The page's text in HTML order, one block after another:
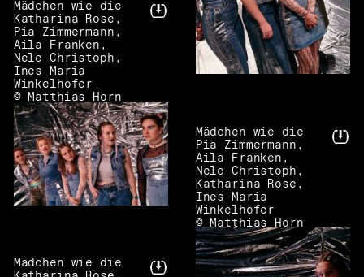
Mädchen wie die
Pia Zimmermann,
Aila Franken,
Nele Christoph,
Katharina Rose,
Ines Maria
Winkelhofer
© Matthias Horn
Mädchen wie die
Katharina Rose,
Pia Zimmermann,
Aila Franken,
Nele Christoph,
Ines Maria
Winkelhofer
© Matthias Horn
Mädchen wie die